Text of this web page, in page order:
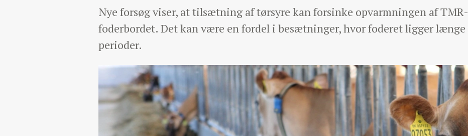
Nye forsøg viser, at tilsætning af tørsyre kan forsinke opvarmningen af
foderbordet. Det kan være en fordel i besætninger, hvor foderet ligger
perioder.